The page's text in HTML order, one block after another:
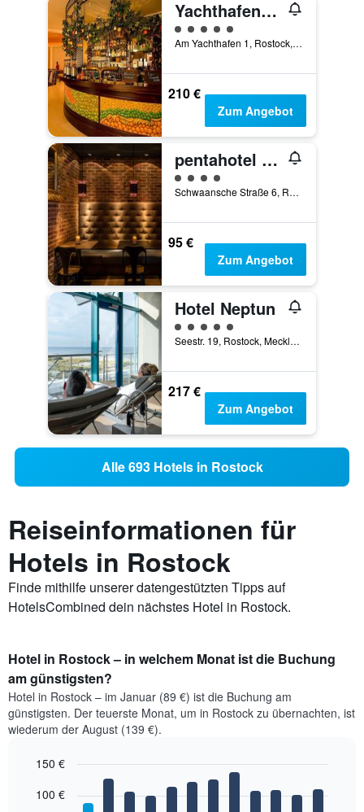
Yachthafenresidenz Hohe Düne
Bewertungskategorie 5
Am Yachthafen 1, Rostock, Mecklenburg-Vorpommern, Deutschland
210 €
Zum Angebot
pentahotel Rostock
Bewertungskategorie 4
Schwaansche Straße 6, Rostock, Mecklenburg-Vorpommern, Deutschland
95 €
Zum Angebot
Hotel Neptun
Bewertungskategorie 5
Seestr. 19, Rostock, Mecklenburg-Vorpommern, Deutschland
217 €
Zum Angebot
Alle 693 Hotels in Rostock
Reiseinformationen für
Hotels in Rostock
Finde mithilfe unserer datengestützten Tipps auf
HotelsCombined dein nächstes Hotel in Rostock.
Hotel in Rostock – in welchem Monat ist die Buchung
am günstigsten?
Hotel in Rostock – im Januar (89 €) ist die Buchung am
günstigsten. Der teuerste Monat, um in Rostock zu übernachten, ist
wiederum der August (139 €).
chart
graphic.
100 €
150 €